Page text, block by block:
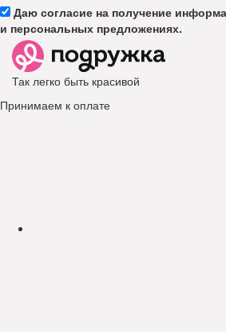
Даю согласие на получение
и персональных предложениях.
Так легко быть красивой
Принимаем к оплате